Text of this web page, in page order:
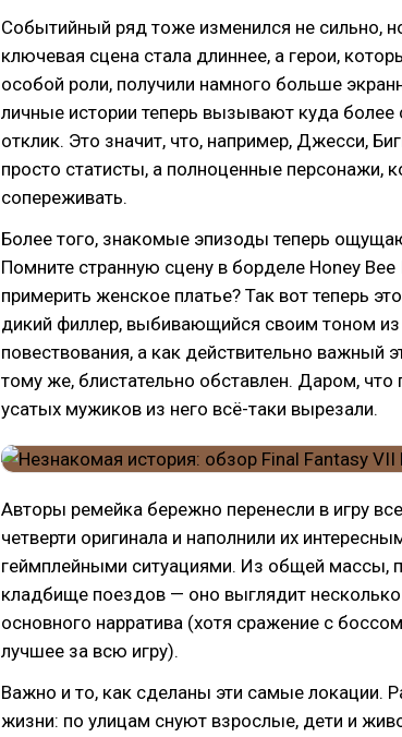
Событийный ряд тоже изменился не сильно,
ключевая сцена стала длиннее, а герои,
особой роли, получили намного больше
личные истории теперь вызывают куда
отклик. Это значит, что, например, Джесси,
просто статисты, а полноценные
сопереживать.
Более того, знакомые эпизоды теперь
Помните странную сцену в борделе Honey
примерить женское платье? Так вот теперь
дикий филлер, выбивающийся своим тоном из
повествования, а как действительно важный
тому же, блистательно обставлен. Даром, что
усатых мужиков из него всё-таки вырезали.
Авторы ремейка бережно перенесли в игру
четверти оригинала и наполнили их
геймплейными ситуациями. Из общей массы,
кладбище поездов — оно выглядит
основного нарратива (хотя сражение с
лучшее за всю игру).
Важно и то, как сделаны эти самые локации.
жизни: по улицам снуют взрослые, дети и